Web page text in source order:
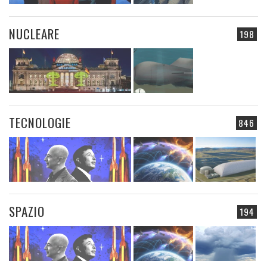
198
NUCLEARE
846
TECNOLOGIE
194
SPAZIO